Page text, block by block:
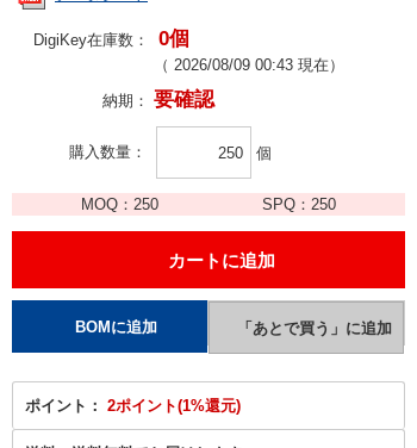
DigiKey在庫数： 0個
（ 2026/08/09 00:43 現在）
納期： 要確認
購入数量 個
MOQ：250 SPQ： 250
ポイント： 2ポイント(1%還元)